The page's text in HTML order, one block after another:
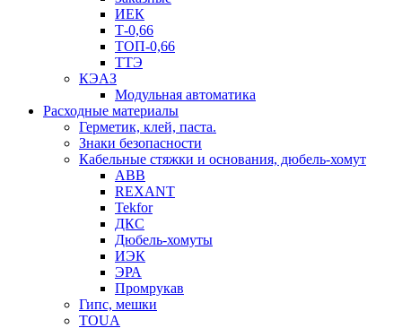
ИЕК
Т-0,66
ТОП-0,66
ТТЭ
КЭАЗ
Модульная автоматика
Расходные материалы
Герметик, клей, паста.
Знаки безопасности
Кабельные стяжки и основания, дюбель-хомут
ABB
REXANT
Tekfor
ДКС
Дюбель-хомуты
ИЭК
ЭРА
Промрукав
Гипс, мешки
TOUA